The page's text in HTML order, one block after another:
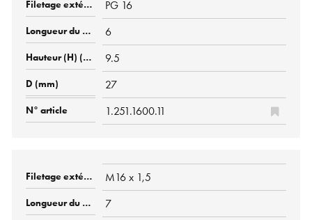
PG 16
6
9.5
27
1.251.1600.11
M16 x 1,5
7